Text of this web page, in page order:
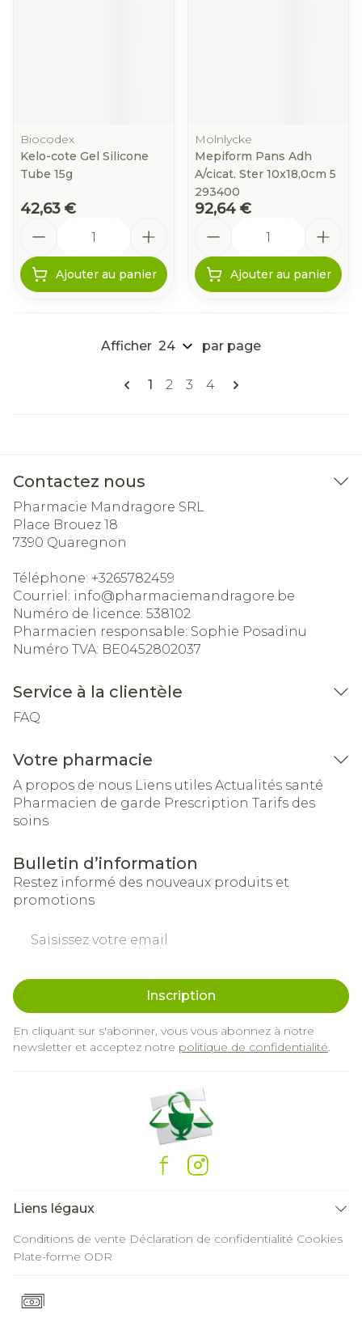
Biocodex
Kelo-cote Gel Silicone
Tube 15g
42,63 €
Ajouter au panier
Molnlycke
Mepiform Pans Adh
A/cicat. Ster 10x18,0cm 5
293400
92,64 €
Ajouter au panier
Pages
Vous lisez actuellement la page
1 Page
2 Page
3 Page
4
Afficher par page
Contactez nous
Pharmacie Mandragore SRL
Place Brouez 18
7390 Quaregnon
Téléphone: +3265782459
Courriel: info@pharmaciemandragore.be
Numéro de licence: 538102
Pharmacien responsable: Sophie Posadinu
Numéro TVA: BE0452802037
Service à la clientèle
FAQ
Votre pharmacie
A propos de nous Liens utiles Actualités santé
Pharmacien de garde Prescription Tarifs des
soins
Bulletin d’information
Restez informé des nouveaux produits et
promotions
Inscription
En cliquant sur s'abonner, vous vous abonnez à notre
newsletter et acceptez notre politique de confidentialité.
Liens légaux
Conditions de vente Déclaration de confidentialité Cookies
Plate-forme ODR